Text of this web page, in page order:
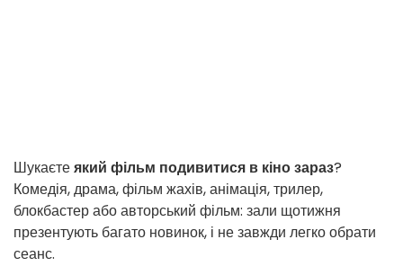
Шукаєтеякий фільм подивитися в кіно зараз?
Комедія, драма, фільм жахів, анімація, трилер,
блокбастер або авторський фільм: зали щотижня
презентують багато новинок, і не завжди легко обрати
сеанс.